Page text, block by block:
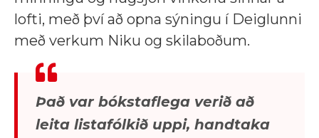
lofti, með því að opna sýningu í Deiglunni
með verkum Niku og skilaboðum.
Það var bókstaflega verið að
leita listafólkið uppi, handtaka